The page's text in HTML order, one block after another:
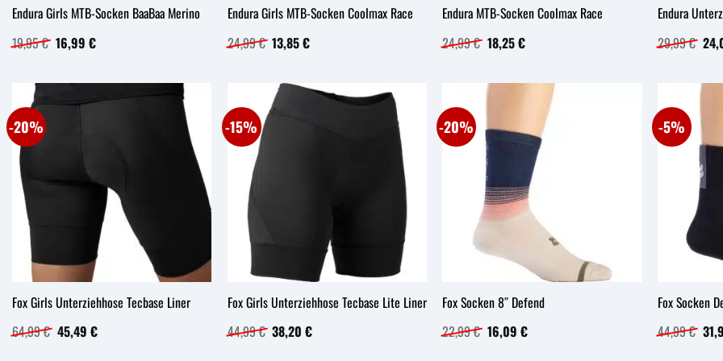
Endura Girls MTB-Socken BaaBaa Merino
19,95€ Ursprünglicher
Preis
19,95 €
16,99 €Aktueller
Preis
16,99 €.
Endura Girls MTB-Socken Coolmax Race
24,99€ Ursprünglicher
Preis
24,99 €
13,85€Aktueller
Endura MTB-Socken Coolmax Race
24,99€ Ursprünglicher
Preis
24,99 €
18,25€Aktueller
18,25 €.
Endura
29,99€
-20%
Fox Girls Unterziehhose Tecbase Liner
64,99€ Ursprünglicher
Preis
45,49 €Aktueller
Preis
-15%
Fox Girls Unterziehhose Tecbase Lite Liner
44,99€ Ursprünglicher
Preis
38,20€Aktueller
-20%
Fox Socken 8″ Defend
22,99€ Ursprünglicher
Preis
16,09€Aktueller
-5%
Fox Socken
44,99€